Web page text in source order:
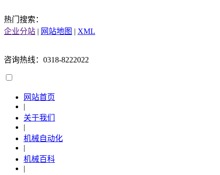
热门搜索：
企业分站 | 网站地图 | XML
咨询热线：0318-8222022
网站首页
|
关于我们
|
机械自动化
|
机械百科
|